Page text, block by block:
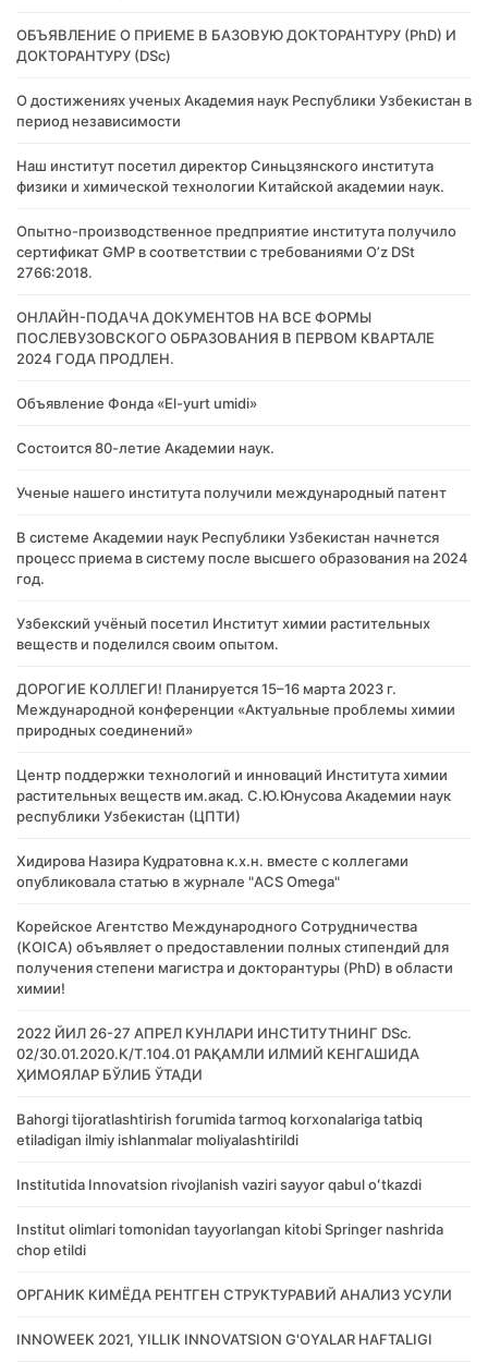
​ОБЪЯВЛЕНИЕ О ПРИЕМЕ В БАЗОВУЮ ДОКТОРАНТУРУ (PhD) И
ДОКТОРАНТУРУ (DSc)
О достижениях ученых Академия наук Республики Узбекистан в
период независимости
Наш институт посетил директор Синьцзянского института
физики и химической технологии Китайской академии наук.
Опытно-производственное предприятие института получило
сертификат GMP в соответствии с требованиями O’z DSt
2766:2018.
ОНЛАЙН-ПОДАЧА ДОКУМЕНТОВ НА ВСЕ ФОРМЫ
ПОСЛЕВУЗОВСКОГО ОБРАЗОВАНИЯ В ПЕРВОМ КВАРТАЛЕ
2024 ГОДА ПРОДЛЕН.
Объявление Фонда «El-yurt umidi»
Состоится 80-летие Академии наук.
Ученые нашего института получили международный патент
В системе Академии наук Республики Узбекистан начнется
процесс приема в систему после высшего образования на 2024
год.
Узбекский учёный посетил Институт химии растительных
веществ и поделился своим опытом.
ДОРОГИЕ КОЛЛЕГИ! Планируется 15–16 марта 2023 г.
Международной конференции «Актуальные проблемы химии
природных соединений»
Центр поддержки технологий и инноваций Института химии
растительных веществ им.акад. С.Ю.Юнусова Академии наук
республики Узбекистан (ЦПТИ)
Хидирова Назира Кудратовна к.х.н. вместе с коллегами
опубликовала статью в журнале "ACS Omega"
Корейское Агентство Международного Сотрудничества
(KOICA) объявляет о предоставлении полных стипендий для
получения степени магистра и докторантуры (PhD) в области
химии!
2022 ЙИЛ 26-27 АПРЕЛ КУНЛАРИ ИНСТИТУТНИНГ DSc.
02/30.01.2020.К/Т.104.01 РАҚАМЛИ ИЛМИЙ КЕНГАШИДА
ҲИМОЯЛАР БЎЛИБ ЎТАДИ
Bahorgi tijoratlashtirish forumida tarmoq korxonalariga tatbiq
etiladigan ilmiy ishlanmalar moliyalashtirildi
Institutida Innovatsion rivojlanish vaziri sayyor qabul oʻtkazdi
Institut olimlari tomonidan tayyorlangan kitobi Springer nashrida
chop etildi
ОРГАНИК КИМЁДА РЕНТГЕН СТРУКТУРАВИЙ АНАЛИЗ УСУЛИ
INNOWEEK 2021, YILLIK INNOVATSION G'OYALAR HAFTALIGI